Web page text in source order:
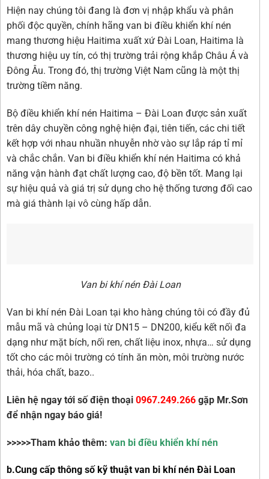
Hiện nay chúng tôi đang là đơn vị nhập khẩu và phân
phối độc quyền, chính hãng van bi điều khiển khí nén
mang thương hiệu Haitima xuất xứ Đài Loan, Haitima là
thương hiệu uy tín, có thị trường trải rộng khắp Châu Á và
Đông Âu. Trong đó, thị trường Việt Nam cũng là một thị
trường tiềm năng.
Bộ điều khiển khí nén Haitima – Đài Loan được sản xuất
trên dây chuyền công nghệ hiện đại, tiên tiến, các chi tiết
kết hợp với nhau nhuần nhuyễn nhờ vào sự lắp ráp tỉ mỉ
và chắc chắn. Van bi điều khiển khí nén Haitima có khả
năng vận hành đạt chất lượng cao, độ bền tốt. Mang lại
sự hiệu quả và giá trị sử dụng cho hệ thống tương đối cao
mà giá thành lại vô cùng hấp dẫn.
Van bi khí nén Đài Loan
Van bi khí nén Đài Loan tại kho hàng chúng tôi có đầy đủ
mẫu mã và chủng loại từ DN15 – DN200, kiểu kết nối đa
dạng như mặt bích, nối ren, chất liệu inox, nhựa… sử dụng
tốt cho các môi trường có tính ăn mòn, môi trường nước
thải, hóa chất, bazo..
Liên hệ ngay tới số điện thoại 0967.249.266 gặp Mr.Sơn
để nhận ngay báo giá!
>>>>>Tham khảo thêm: van bi điều khiển khí nén
b.Cung cấp thông số kỹ thuật van bi khí nén Đài Loan